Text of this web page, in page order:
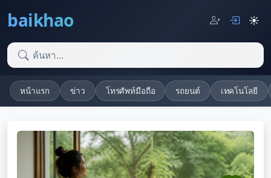
baikhao ☀️
หน้าแรก ข่าว โทรศัพท์มือถือ รถยนต์ เทคโนโลยี